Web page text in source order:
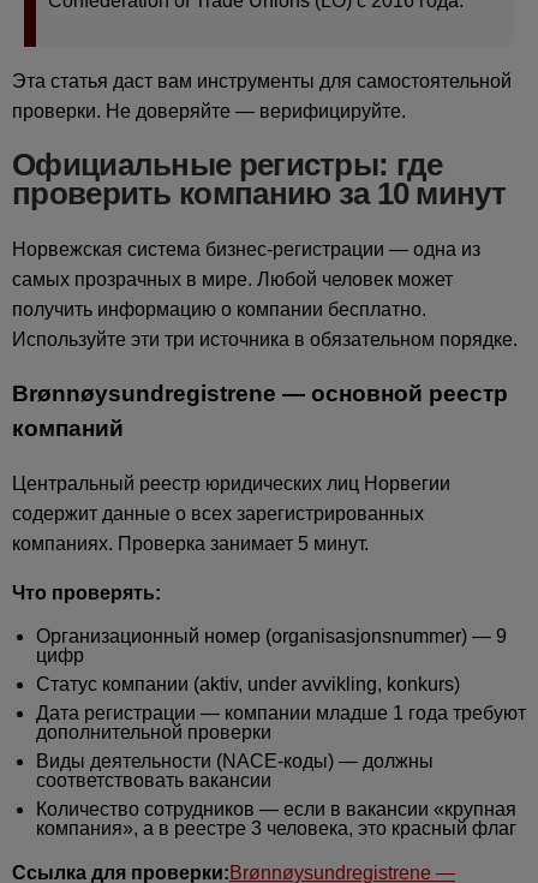
Эта статья даст вам инструменты для самостоятельной
проверки. Не доверяйте — верифицируйте.
Официальные регистры: где
проверить компанию за 10 минут
Норвежская система бизнес-регистрации — одна из
самых прозрачных в мире. Любой человек может
получить информацию о компании бесплатно.
Используйте эти три источника в обязательном порядке.
Brønnøysundregistrene — основной реестр
компаний
Центральный реестр юридических лиц Норвегии
содержит данные о всех зарегистрированных
компаниях. Проверка занимает 5 минут.
Что проверять:
Организационный номер (organisasjonsnummer) — 9
цифр
Статус компании (aktiv, under avvikling, konkurs)
Дата регистрации — компании младше 1 года требуют
дополнительной проверки
Виды деятельности (NACE-коды) — должны
соответствовать вакансии
Количество сотрудников — если в вакансии «крупная
компания», а в реестре 3 человека, это красный флаг
Ссылка для проверки: Brønnøysundregistrene —